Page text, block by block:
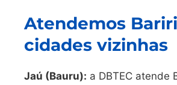
Atendemos
cidades vizinhas
Jaú (Bauru): a DBTEC atende